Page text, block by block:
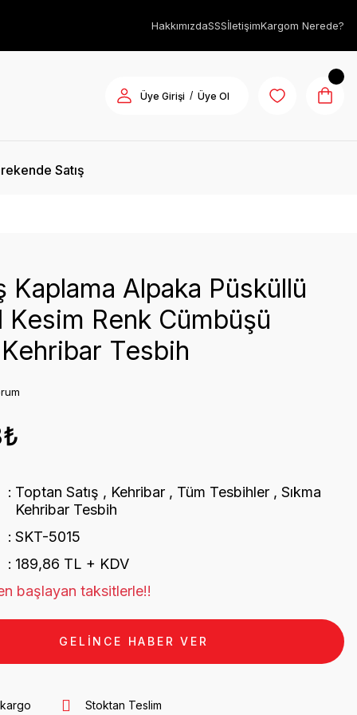
HakkımızdaSSSİletişimKargom Nerede?
Üye Girişi / Üye Ol
Satış
Kaplama Alpaka Püsküllü
Kesim Renk Cümbüşü
Kehribar Tesbih
Toptan Satış , Kehribar , Tüm Tesbihler , Sıkma
Kehribar Tesbih
SKT-5015
189,86 TL + KDV
başlayan taksitlerle!!
GELİNCE HABER VER
Stoktan Teslim